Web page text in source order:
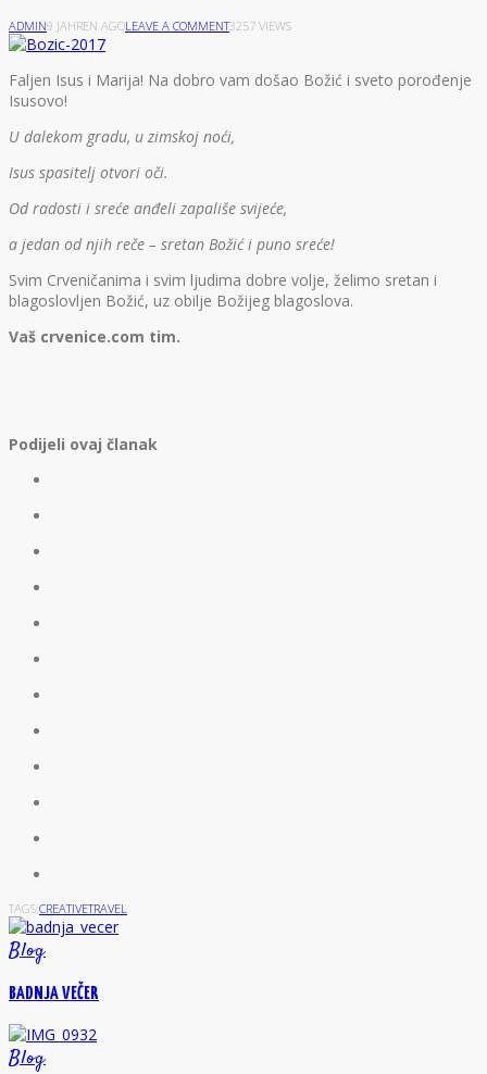
ADMIN9 JAHREN AGOLEAVE A COMMENT3257 VIEWS
Faljen Isus i Marija! Na dobro vam došao Božić i sveto porođenje
Isusovo!
U dalekom gradu, u zimskoj noći,
Isus spasitelj otvori oči.
Od radosti i sreće anđeli zapališe svijeće,
a jedan od njih reče – sretan Božić i puno sreće!
Svim Crveničanima i svim ljudima dobre volje, želimo sretan i
blagoslovljen Božić, uz obilje Božijeg blagoslova.
Vaš crvenice.com tim.
Podijeli ovaj članak
TAGS:CREATIVETRAVEL
Blog
BADNJA VEČER
Blog